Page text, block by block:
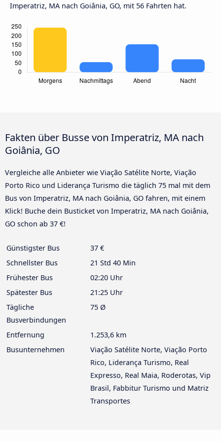
Imperatriz, MA nach Goiânia, GO, mit 56 Fahrten hat.
Fakten über Busse von Imperatriz, MA nach
Goiânia, GO
Vergleiche alle Anbieter wie Viação Satélite Norte, Viação
Porto Rico und Liderança Turismo die täglich 75 mal mit dem
Bus von Imperatriz, MA nach Goiânia, GO fahren, mit einem
Klick! Buche dein Busticket von Imperatriz, MA nach Goiânia,
GO schon ab 37 €!
Günstigster Bus
37 €
Schnellster Bus
21 Std 40 Min
Frühester Bus
02:20 Uhr
Spätester Bus
21:25 Uhr
Tägliche
Busverbindungen
75 Ø
Entfernung
1.253,6 km
Busunternehmen
Viação Satélite Norte, Viação Porto
Rico, Liderança Turismo, Real
Expresso, Real Maia, Roderotas, Vip
Brasil, Fabbitur Turismo und Matriz
Transportes